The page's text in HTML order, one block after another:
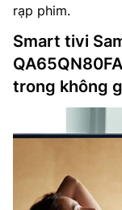
rạp phim.
Smart tivi
trong không